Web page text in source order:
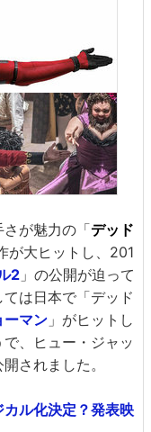
が魅力の「デッド
が大ヒットし、201
2 」の公開が迫って
は日本で「デッド
ーマン 」がヒットし
、ヒュー・ジャッ
されました。
ル化決定？発表映